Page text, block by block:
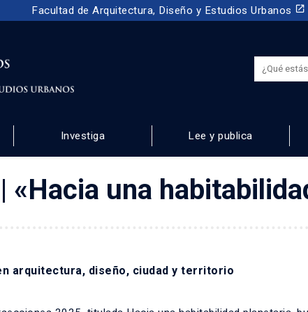
Facultad de Arquitectura, Diseño y Estudios Urbanos launch
Investiga Lee y publica
una
arquitectura, diseño, ciudad y territorio